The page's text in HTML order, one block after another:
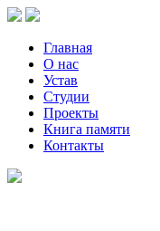
Главная
О нас
Устав
Студии
Проекты
Книга памяти
Контакты